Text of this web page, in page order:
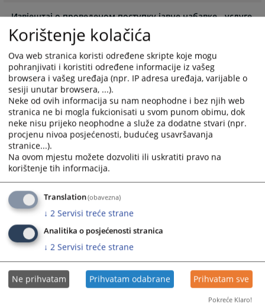
forward
to
interact
with
the
calendar
and
select
a
date.
Press
the
question
mark
key
to
get
the
keyboard
shortcuts
for
changing
forward
to
interact
with
the
calendar
and
select
a
date.
the
question
mark
key
to
get
keyboard
shortcuts
for
changing
10.02.2026.
Извјештај о проведеном поступку јавне набавке - услуге
осигурања моторних возила
10.02.2026.
Извјештај о проведеном поступку јавне набавке - разна
рачунарска опрема
Korištenje kolačića
Ova web stranica koristi određene skripte koje mogu
pohranjivati i koristiti određene informacije iz vašeg
browsera i vašeg uređaja (npr. IP adresa uređaja, varijable o
sesiji unutar browsera, ...).
Neke od ovih informacija su nam neophodne i bez njih web
stranica ne bi mogla fukcionisati u svom punom obimu, dok
neke nisu prijeko neophodne a služe za dodatne stvari (npr.
procjenu nivoa posjećenosti, budućeg usavršavanja
stranice...).
Na ovom mjestu možete dozvoliti ili uskratiti pravo na
korištenje tih informacija.
Translation(obavezna)
↓ 2 Servisi treće strane
Analitika o posjećenosti stranica
↓ 2 Servisi treće strane
Ne prihvatam Prihvatam odabrane Prihvatam sve
Pokreće Klaro!